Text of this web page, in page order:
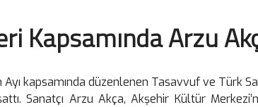
Kapsamında Arzu
kapsamında düzenlenen Tasavvuf ve Türk
Sanatçı Arzu Akça, Akşehir Kültür